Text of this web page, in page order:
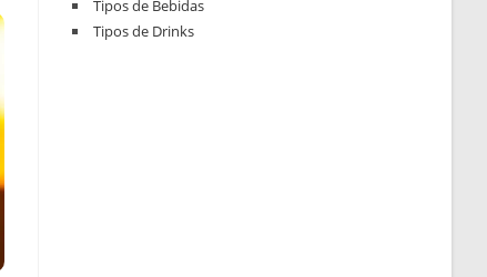
Tipos de Bebidas
Tipos de Drinks